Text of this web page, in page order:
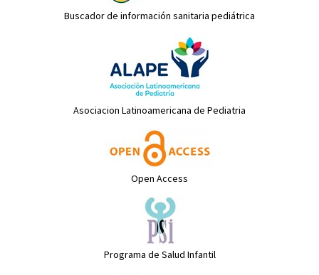
Buscador de información sanitaria pediátrica
Asociacion Latinoamericana de Pediatria
Open Access
Programa de Salud Infantil